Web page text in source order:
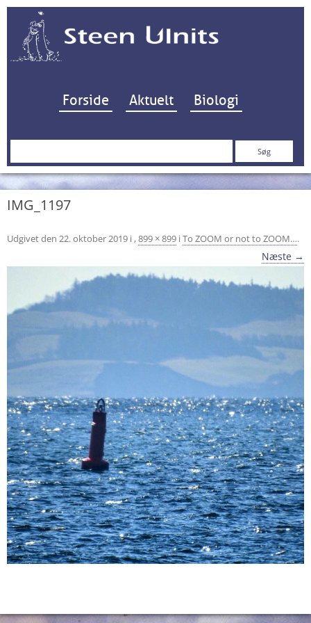
Hop til indhold
Forside Aktuelt Biologi
Søg
IMG_1197
Udgivet den 22. oktober 2019 i ,899 × 899 iTo ZOOM or not to ZOOM….
Næste →